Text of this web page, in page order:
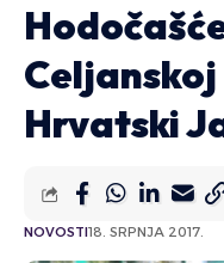
Hrvatski
NOVOSTI18. SRPNJA 2017.